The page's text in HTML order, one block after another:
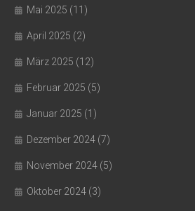
Mai 2025 (11)
April 2025 (2)
März 2025 (12)
Februar 2025 (5)
Januar 2025 (1)
Dezember 2024 (7)
November 2024 (5)
Oktober 2024 (3)